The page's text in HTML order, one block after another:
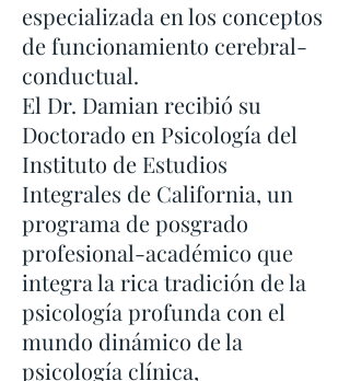
especializada en los conceptos
de funcionamiento cerebral-
conductual.
El Dr. Damian recibió su
Doctorado en Psicología del
Instituto de Estudios
Integrales de California, un
programa de posgrado
profesional-académico que
integra la rica tradición de la
psicología profunda con el
mundo dinámico de la
psicología clínica,